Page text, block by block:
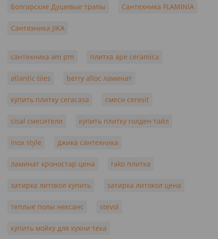
Болгарские Душевые трапы Сантехника FLAMINIA
Сантехника JIKA
сантехника am pm плитка ape ceramica
atlantic tiles berry alloc ламинат
купить плитку ceracasa смеси ceresit
cisal смесители купить плитку голден тайл
inox style джика сантехника
ламинат кроностар цена rako плитка
затирка литокол купить затирка литокол цена
теплые полы нексанс stevol
купить мойку для кухни тека